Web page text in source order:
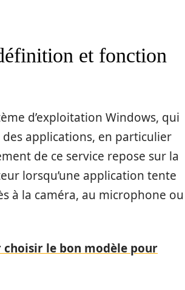
et fonction
d’exploitation Windows, qui
applications, en particulier
de ce service repose sur la
lorsqu’une application tente
à la caméra, au microphone ou
le bon modèle pour